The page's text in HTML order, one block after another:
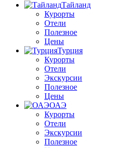
Тайланд
Курорты
Отели
Полезное
Цены
Турция
Курорты
Отели
Экскурсии
Полезное
Цены
ОАЭ
Курорты
Отели
Экскурсии
Полезное